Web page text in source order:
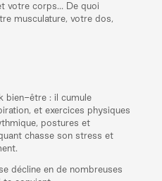
votre corps… De quoi
musculature, votre dos,
bien-être : il cumule
et exercices physiques
postures et
chasse son stress et
décline en de nombreuses